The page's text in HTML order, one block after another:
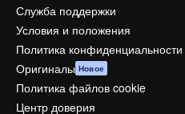
Служба поддержки
Условия и положения
Политика конфиденциальности
Оригиналы Новое
Политика файлов cookie
Центр доверия